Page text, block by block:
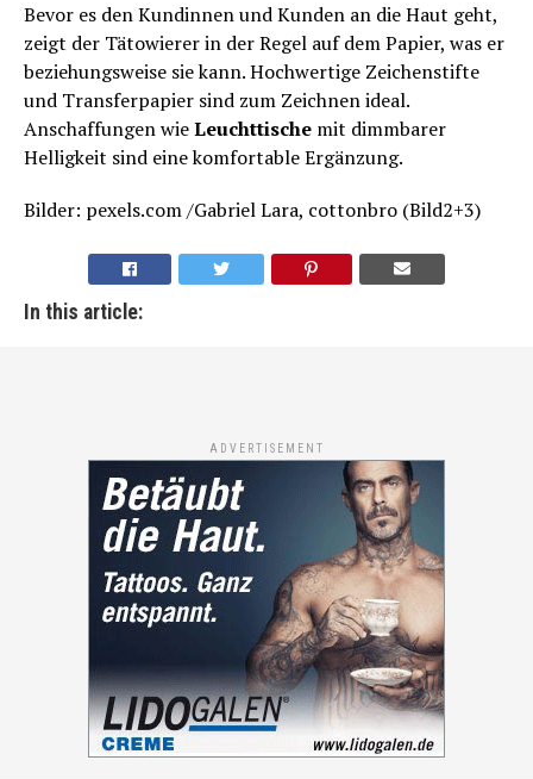
Bevor es den Kundinnen und Kunden an die Haut geht,
zeigt der Tätowierer in der Regel auf dem Papier, was er
beziehungsweise sie kann. Hochwertige Zeichenstifte
und Transferpapier sind zum Zeichnen ideal.
Anschaffungen wieLeuchttische mit dimmbarer
Helligkeit sind eine komfortable Ergänzung.
Bilder: pexels.com /Gabriel Lara, cottonbro (Bild2+3)
In this article:
ADVERTISEMENT